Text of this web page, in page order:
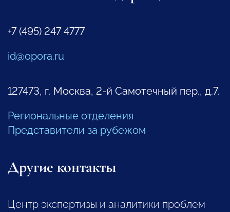
+7 (495) 247 4777
id@opora.ru
127473, г. Москва, 2-й Самотечный пер., д.7.
Региональные отделения
Представители за рубежом
Другие контакты
Центр экспертизы и аналитики проблем